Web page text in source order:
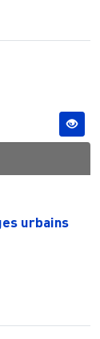
urbains